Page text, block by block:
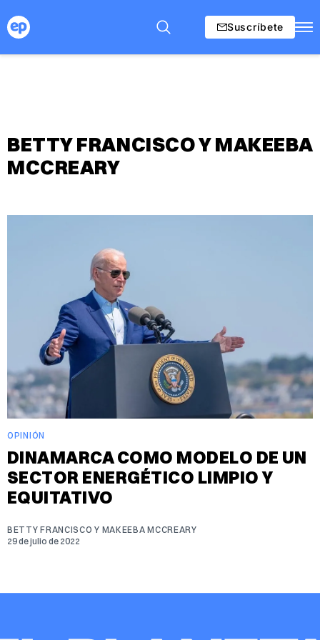
Suscríbete
BETTY FRANCISCO Y MAKEEBA
MCCREARY
OPINIÓN
DINAMARCA COMO MODELO DE UN
SECTOR ENERGÉTICO LIMPIO Y
EQUITATIVO
BETTY FRANCISCO Y MAKEEBA MCCREARY
29 de julio de 2022